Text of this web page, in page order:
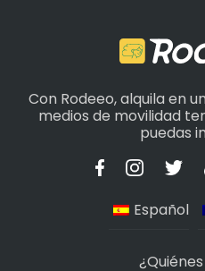
Con Rodeeo, alquila en
medios de movilidad
puedas
Español